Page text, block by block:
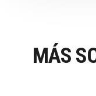
MÁS